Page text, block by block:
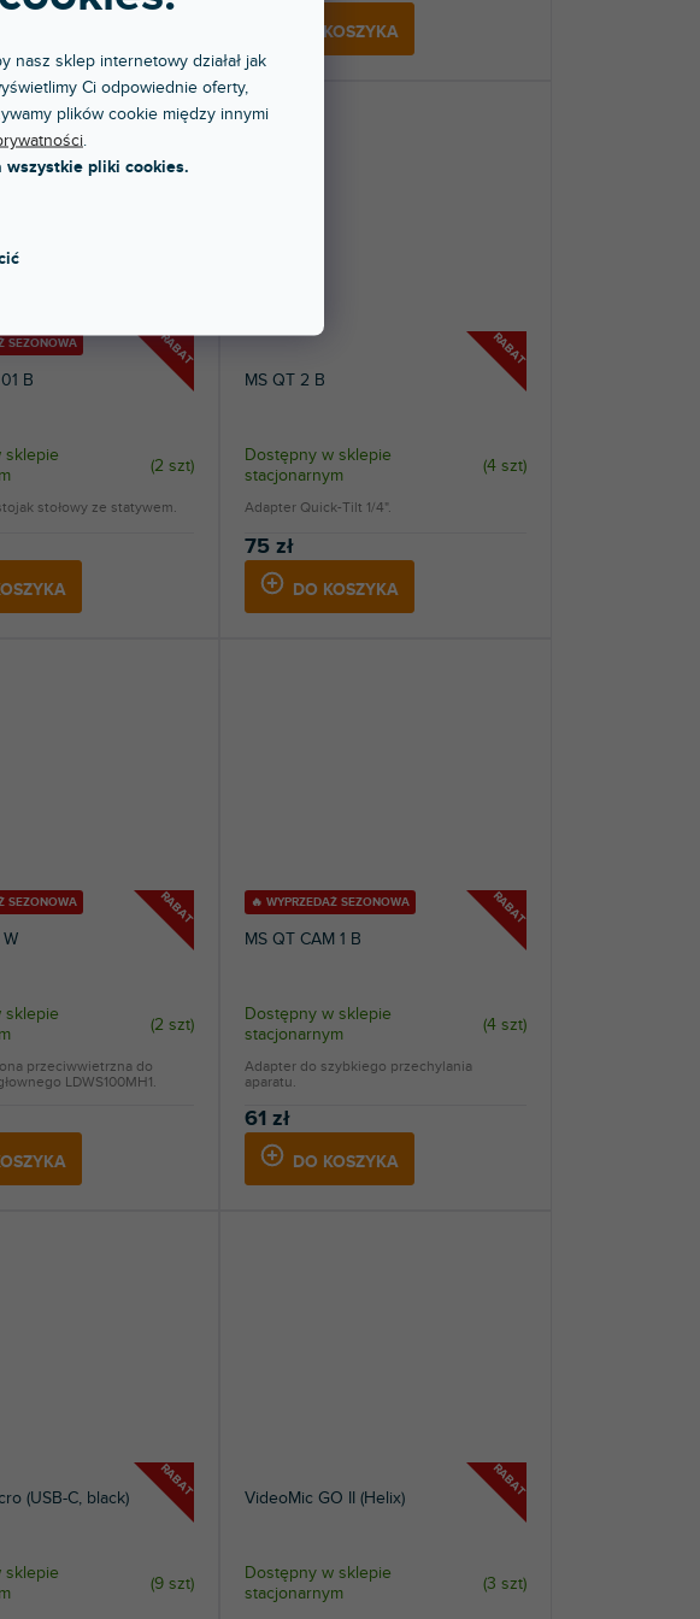
sklep internetowy działał jak
Ci odpowiednie oferty,
plików cookie między innymi
.
wszystkie pliki cookies.
DO KOSZYKA
RABAT
SEZONOWA
B
sklepie
(2 szt)
stołowy ze statywem.
RABAT
MS QT 2 B
Dostępny w sklepie
stacjonarnym
(4 szt)
75 zł
DO KOSZYKA
Adapter Quick-Tilt 1/4".
RABAT
SEZONOWA
sklepie
(2 szt)
przeciwwietrzna do
LDWS100MH1.
RABAT
🔥 WYPRZEDAŻ SEZONOWA
MS QT CAM 1 B
Dostępny w sklepie
stacjonarnym
(4 szt)
61 zł
DO KOSZYKA
Adapter do szybkiego przechylania
aparatu.
RABAT
(USB-C, black)
sklepie
(9 szt)
RABAT
VideoMic GO II (Helix)
Dostępny w sklepie
stacjonarnym
(3 szt)